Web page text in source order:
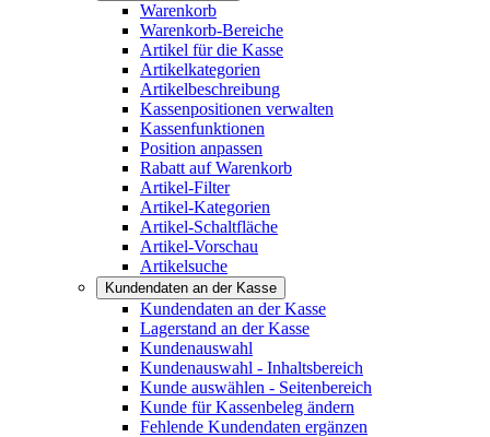
Warenkorb
Warenkorb-Bereiche
Artikel für die Kasse
Artikelkategorien
Artikelbeschreibung
Kassenpositionen verwalten
Kassenfunktionen
Position anpassen
Rabatt auf Warenkorb
Artikel-Filter
Artikel-Kategorien
Artikel-Schaltfläche
Artikel-Vorschau
Artikelsuche
Kundendaten an der Kasse
Kundendaten an der Kasse
Lagerstand an der Kasse
Kundenauswahl
Kundenauswahl - Inhaltsbereich
Kunde auswählen - Seitenbereich
Kunde für Kassenbeleg ändern
Fehlende Kundendaten ergänzen